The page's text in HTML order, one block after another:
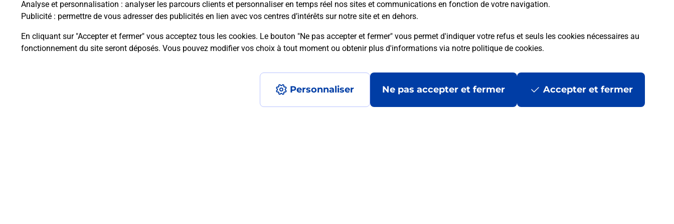
Analyse et personnalisation : analyser les parcours clients et personnaliser en temps réel nos sites et communications en fonction de votre navigation.
Publicité : permettre de vous adresser des publicités en lien avec vos centres d’intérêts sur notre site et en dehors.
En cliquant sur "Accepter et fermer" vous acceptez tous les cookies. Le bouton "Ne pas accepter et fermer" vous permet d'indiquer votre refus et seuls les cookies nécessaires au
fonctionnement du site seront déposés. Vous pouvez modifier vos choix à tout moment ou obtenir plus d'informations via notre politique de cookies.
Personnaliser Ne pas accepter et fermer Accepter et fermer
Questions fréquemment posées
La téléassistance classique avec médaillon d’alarme qu’est ce que c’est ?